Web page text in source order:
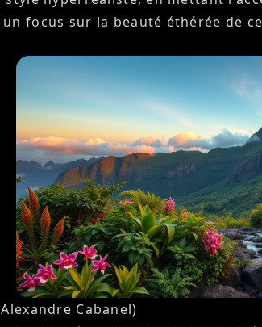
focus sur la beauté éthérée de
Cabanel)